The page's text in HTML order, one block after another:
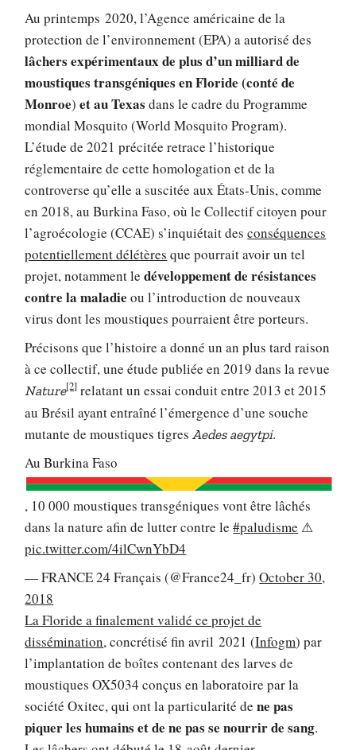
Au printemps 2020, l’Agence américaine de la
protection de l’environnement (EPA) a autorisé des
lâchers expérimentaux de plus d’un milliard de
moustiques transgéniques en Floride (conté de
Monroe)et au Texas dans le cadre du Programme
mondial Mosquito (World Mosquito Program).
L’étude de 2021 précitée retrace l’historique
réglementaire de cette homologation et de la
controverse qu’elle a suscitée aux États-Unis, comme
en 2018, au Burkina Faso, où le Collectif citoyen pour
l’agroécologie (CCAE) s’inquiétait desconséquences
potentiellement délétères que pourrait avoir un tel
projet, notamment ledéveloppement de résistances
contre la maladie ou l’introduction de nouveaux
virus dont les moustiques pourraient être porteurs.
Précisons que l’histoire a donné un an plus tard raison
à ce collectif, une étude publiée en 2019 dans la revue
Nature[2] relatant un essai conduit entre 2013 et 2015
au Brésil ayant entraîné l’émergence d’une souche
mutante de moustiques tigresAedes aegytpi.
Au Burkina Faso
, 10 000 moustiques transgéniques vont être lâchés
dans la nature afin de lutter contre le#paludisme ⚠
pic.twitter.com/4ilCwnYbD4
— FRANCE 24 Français (@France24_fr)October 30,
2018
La Floride a finalement validé ce projet de
dissémination, concrétisé fin avril 2021 (Infogm) par
l’implantation de boîtes contenant des larves de
moustiques OX5034 conçus en laboratoire par la
société Oxitec, qui ont la particularité dene pas
piquer les humains et de ne pas se nourrir de sang.